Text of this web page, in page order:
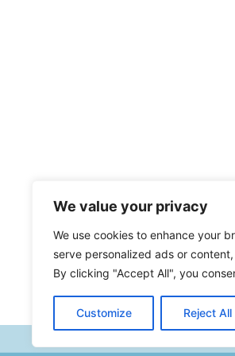
We value your privacy
We use cookies to enhance your
serve personalized ads or
By clicking "Accept All", you
Customize Reject All